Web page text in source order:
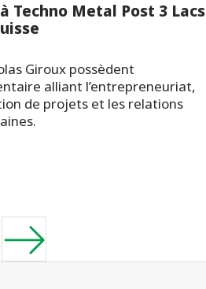
Techno Metal Post 3 Lacs
Giroux possèdent
alliant l’entrepreneuriat,
de projets et les relations